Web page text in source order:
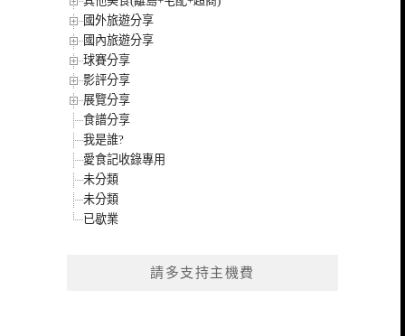
國外旅遊分享
國內旅遊分享
球賽分享
影評分享
展覽分享
食譜分享
我是誰?
愛食記收錄專用
未分類
未分類
已歇業
請多支持主機費